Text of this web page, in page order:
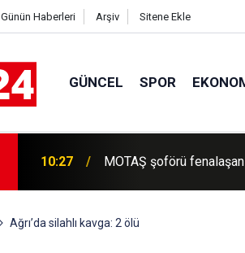
Günün Haberleri Arşiv Sitene Ekle
GÜNCEL SPOR
10:24
Etna Yanardağı yeniden
olumsuz etkiledi
Ağrı’da silahlı kavga: 2 ölü